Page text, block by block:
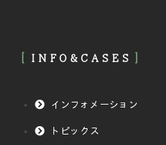
INFO&CASES
インフォメーション
トピックス